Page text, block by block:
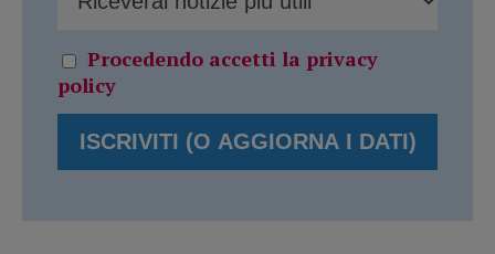
Procedendo accetti la privacy
policy